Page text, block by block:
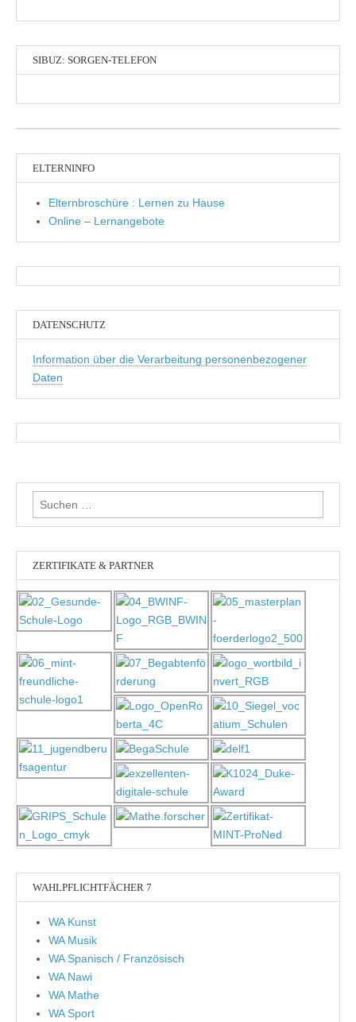
SIBUZ: SORGEN-TELEFON
ELTERNINFO
Elternbroschüre : Lernen zu Hause
Online – Lernangebote
DATENSCHUTZ
Information über die Verarbeitung personenbezogener
Daten
Suchen
nach:
ZERTIFIKATE & PARTNER
WAHLPFLICHTFÄCHER 7
WA Kunst
WA Musik
WA Spanisch / Französisch
WA Nawi
WA Mathe
WA Sport